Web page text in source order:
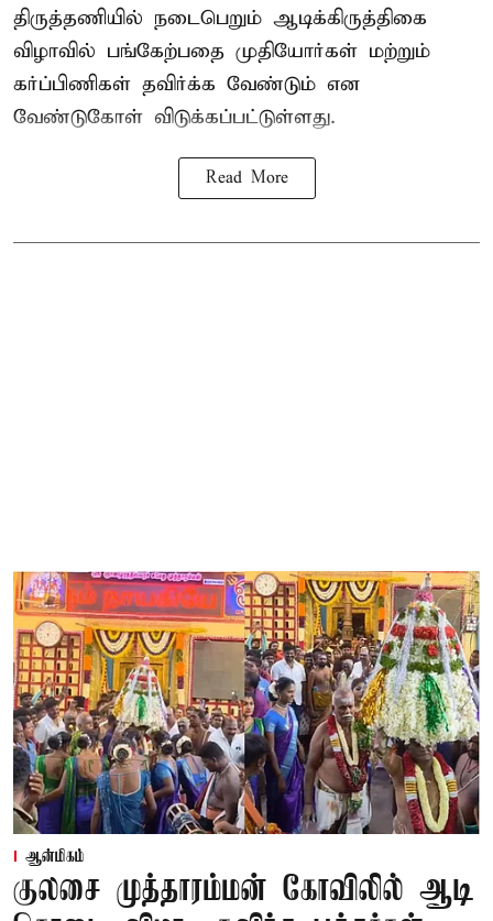
திருத்தணியில் நடைபெறும் ஆடிக்கிருத்திகை
விழாவில் பங்கேற்பதை முதியோர்கள் மற்றும்
கர்ப்பிணிகள் தவிர்க்க வேண்டும் என
வேண்டுகோள் விடுக்கப்பட்டுள்ளது.
Read More
ஆன்மிகம்
குலசை முத்தாரம்மன் கோவிலில் ஆடி